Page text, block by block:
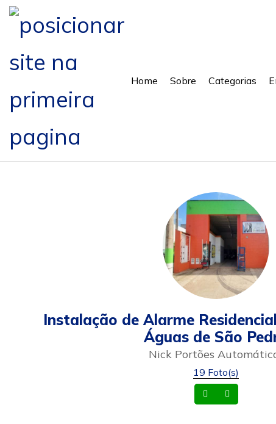
Home Sobre Categorias
Instalação de Alarme
Águas de São
Nick Portões
19 Foto(s)
Whatsapp